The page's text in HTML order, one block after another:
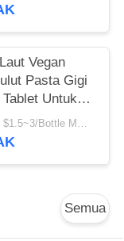
Vegan
Pasta Gigi
Untuk
Gigi
Exw price $1.5~3/Bottle MOQ:5000 Botol
Semua